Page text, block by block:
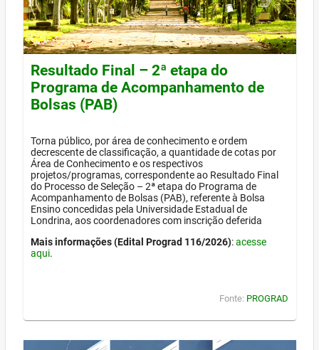
Resultado Final – 2ª etapa do
Programa de Acompanhamento de
Bolsas (PAB)
Torna público, por área de conhecimento e ordem
decrescente de classificação, a quantidade de cotas por
Área de Conhecimento e os respectivos
projetos/programas, correspondente ao Resultado Final
do Processo de Seleção – 2ª etapa do Programa de
Acompanhamento de Bolsas (PAB), referente à Bolsa
Ensino concedidas pela Universidade Estadual de
Londrina, aos coordenadores com inscrição deferida
Mais informações (Edital Prograd 116/2026):acesse
aqui.
Fonte: PROGRAD